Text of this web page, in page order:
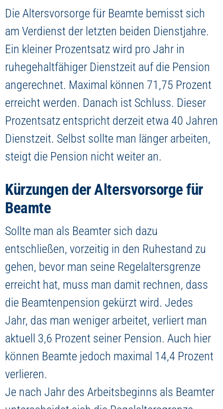
Die Altersvorsorge für Beamte bemisst sich
am Verdienst der letzten beiden Dienstjahre.
Ein kleiner Prozentsatz wird pro Jahr in
ruhegehaltfähiger Dienstzeit auf die Pension
angerechnet. Maximal können 71,75 Prozent
erreicht werden. Danach ist Schluss. Dieser
Prozentsatz entspricht derzeit etwa 40 Jahren
Dienstzeit. Selbst sollte man länger arbeiten,
steigt die Pension nicht weiter an.
Kürzungen der Altersvorsorge für
Beamte
Sollte man als Beamter sich dazu
entschließen, vorzeitig in den Ruhestand zu
gehen, bevor man seine Regelaltersgrenze
erreicht hat, muss man damit rechnen, dass
die Beamtenpension gekürzt wird. Jedes
Jahr, das man weniger arbeitet, verliert man
aktuell 3,6 Prozent seiner Pension. Auch hier
können Beamte jedoch maximal 14,4 Prozent
verlieren.
Je nach Jahr des Arbeitsbeginns als Beamter